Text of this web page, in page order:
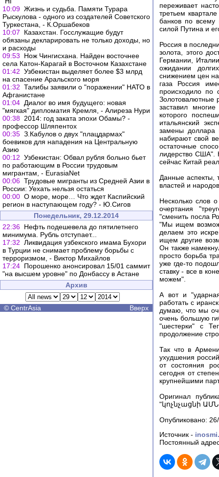
10:09 Жизнь и судьба. Памяти Турара
Рыскулова - одного из создателей Советского
Туркестана, - К.Оршабеков
10:07
Казахстан. Госслужащие будут
обязаны декларировать не только доходы, но
и расходы
09:53
Нож Чингисхана. Найден восточнее
села Катон-Карагай в Восточном Казахстане
01:42 Узбекистан выделяет более $3 млрд
на спасение Аральского моря
01:32 Талибы заявили о "поражении" НАТО в
Афганистане
01:04 Диалог во имя будущего: новая
"мягкая" дипломатия Кремля, - Алиреза Нури
00:38 2014: год заката эпохи Обамы? -
профессор Шляпентох
00:35 З.Кабулов о двух "плацдармах"
боевиков для нападения на Центральную
Азию
00:12 Узбекистан: Обвал рубля больно бьет
по работающим в России трудовым
мигрантам, - EurasiaNet
00:06 Трудовые мигранты из Средней Азии в
России: Уехать нельзя остаться
00:00 О море, море… Что ждет Каспийский
регион в наступающем году? - Ю.Сигов
Понедельник, 29.12.2014
22:36 Нефть подешевела до пятилетнего
минимума. Рубль отступает...
17:32 Ликвидация узбекского имама Бухори
в Турции не снимает проблему борьбы с
терроризмом, - Виктор Михайлов
17:24 Порошенко анонсировал 15/01 саммит
"на высшем уровне" по Донбассу в Астане
Архив
© CentrAsia Вверх
переживает
третьем
банков по
силой Путина и
Россия в
золота, этого
Германии,
ожидании
снижением цен
газа Россия
происходило по
Золотовалютные
заставил
которого
итальянский
замены доллара
набирают свой
остаточные
лидерство США".
сейчас Китай
Данные аспекты,
властей и
Несколько слов
очертания
"сменить посла
"Мы ищем
делаем это
ищем другие
Он также
просто борьба
уже где-то
ставку - все в
можем".
А вот и
работать с
думаю, что мы
очень большую
"шестерки" с
продолжение
Так что в
ухудшения
от состояния
сегодня от
крупнейшими
Оригинал
"կոչնչացնի
Опубликовано:
Источник -
Постоянный